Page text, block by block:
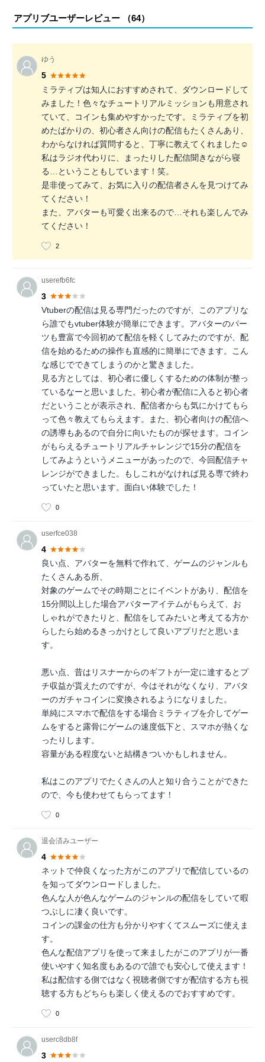
アプリブユーザーレビュー （64）
ゆう
5
ミラティブは知人におすすめされて、ダウンロードして
みました！色々なチュートリアルミッションも用意され
ていて、コインも集めやすかったです。ミラティブを初
めたばかりの、初心者さん向けの配信もたくさんあり、
わからなければ質問すると、丁寧に教えてくれました☺️
私はラジオ代わりに、まったりした配信聞きながら寝
る…ということもしています！笑。
是非使ってみて、お気に入りの配信者さんを見つけてみ
てください！
また、アバターも可愛く出来るので…それも楽しんでみ
てください！
2
userefb6fc
3
Vtuberの配信は見る専門だったのですが、このアプリな
ら誰でもvtuber体験が簡単にできます。アバターのパー
ツも豊富で今回初めて配信を軽くしてみたのですが、配
信を始めるための操作も直感的に簡単にできます。こん
な感じでできてしまうのかと驚きました。
見る方としては、初心者に優しくするための体制が整っ
ているなーと思いました。初心者が配信に入ると初心者
だということが表示され、配信者からも気にかけてもら
って色々教えてもらえます。また、初心者向けの配信へ
の誘導もあるので自分に向いたものが探せます。コイン
がもらえるチュートリアルチャレンジで15分の配信を
してみようというメニューがあったので、今回配信チャ
レンジができました。もしこれがなければ見る専で終わ
っていたと思います。面白い体験でした！
0
userfce038
4
良い点、アバターを無料で作れて、ゲームのジャンルも
たくさんある所、
対象のゲームでその時期ごとにイベントがあり、配信を
15分間以上した場合アバターアイテムがもらえて、お
しゃれができたりと、配信をしてみたいと考えてる方か
らしたら始めるきっかけとして良いアプリだと思いま
す。
悪い点、昔はリスナーからのギフトが一定に達するとプ
チ収益が貰えたのですが、今はそれがなくなり、アバタ
ーのガチャコインに変換されるようになりました。
単純にスマホで配信をする場合ミラティブを介してゲー
ムをすると露骨にゲームの速度低下と、スマホが熱くな
ったりします。
容量がある程度ないと結構きついかもしれません。
私はこのアプリでたくさんの人と知り合うことができた
ので、今も使わせてもらってます！
0
退会済みユーザー
4
ネットで仲良くなった方がこのアプリで配信しているの
を知ってダウンロードしました。
色んな人が色んなゲームのジャンルの配信をしていて暇
つぶしに凄く良いです。
コインの課金の仕方も分かりやすくてスムーズに使えま
す。
色んな配信アプリを使って来ましたがこのアプリが一番
使いやすく知名度もあるので誰でも安心して使えます！
私は配信する側ではなく視聴者側ですが配信する方も視
聴する方もどちらも楽しく使えるのでおすすめです。
0
userc8db8f
3